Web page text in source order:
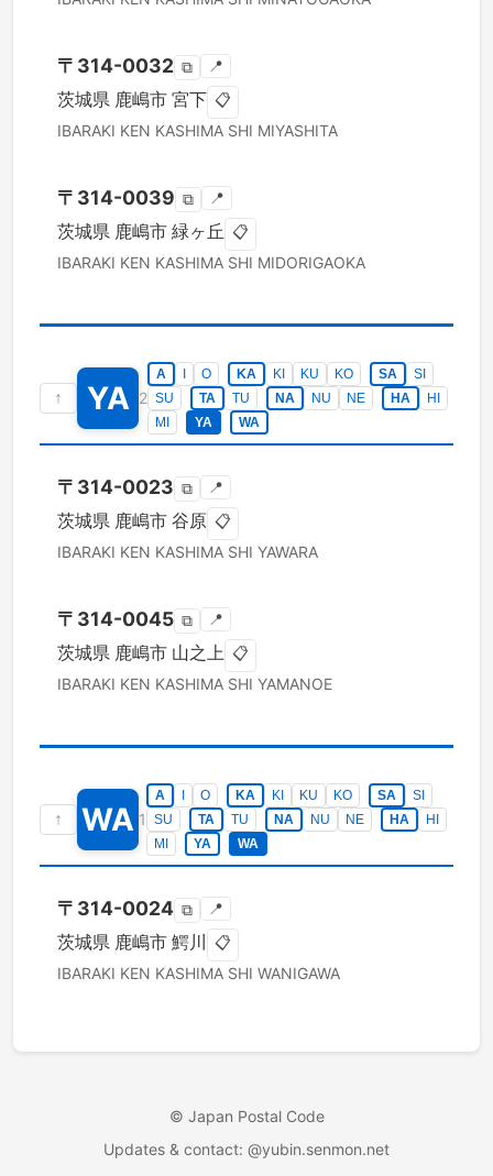
〒 314-0032 ⧉ 📍
茨城県 鹿嶋市 宮下 📋
IBARAKI KEN KASHIMA SHI MIYASHITA
〒 314-0039 ⧉ 📍
茨城県 鹿嶋市 緑ヶ丘 📋
IBARAKI KEN KASHIMA SHI MIDORIGAOKA
↑ YA 2
A O KA KI KU KO SA
SI
SU
TA TU NA NU NE HA
HI
MI
YA WA
〒 314-0023 ⧉ 📍
茨城県 鹿嶋市 谷原 📋
IBARAKI KEN KASHIMA SHI YAWARA
〒 314-0045 ⧉ 📍
茨城県 鹿嶋市 山之上 📋
IBARAKI KEN KASHIMA SHI YAMANOE
↑ WA 1
A O KA KI KU KO SA
SI
SU
TA TU NA NU NE HA
HI
MI
YA WA
〒 314-0024 ⧉ 📍
茨城県 鹿嶋市 鰐川 📋
IBARAKI KEN KASHIMA SHI WANIGAWA
© Japan Postal Code
Updates & contact: @yubin.senmon.net